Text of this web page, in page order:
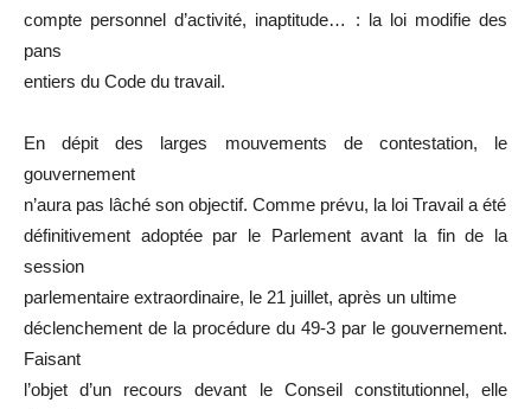
compte personnel d’activité, inaptitude… : la loi modifie des
pans
entiers du Code du travail.
En dépit des larges mouvements de contestation, le
gouvernement
n’aura pas lâché son objectif. Comme prévu, la loi Travail a été
définitivement adoptée par le Parlement avant la fin de la
session
parlementaire extraordinaire, le 21 juillet, après un ultime
déclenchement de la procédure du 49-3 par le gouvernement.
Faisant
l’objet d’un recours devant le Conseil constitutionnel, elle